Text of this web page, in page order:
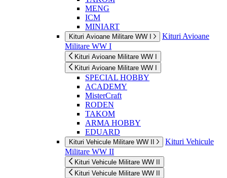
MENG
ICM
MINIART
Kituri Avioane Militare WW I
Kituri Avioane
Militare WW I
Kituri Avioane Militare WW I
Kituri Avioane Militare WW I
SPECIAL HOBBY
ACADEMY
MisterCraft
RODEN
TAKOM
ARMA HOBBY
EDUARD
Kituri Vehicule Militare WW II
Kituri Vehicule
Militare WW II
Kituri Vehicule Militare WW II
Kituri Vehicule Militare WW II